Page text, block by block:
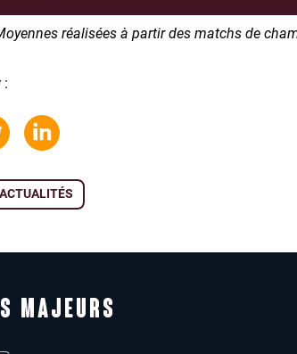
réalisées à partir des matchs de
:
MAJEURS